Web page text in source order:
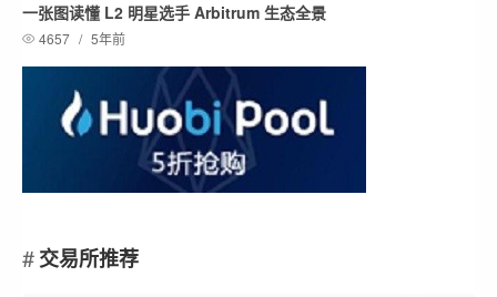
一张图读懂 L2 明星选手 Arbitrum 生态全景
4657 / 5年前
交易所推荐